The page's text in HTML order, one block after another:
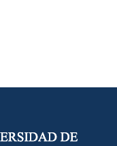
del portal